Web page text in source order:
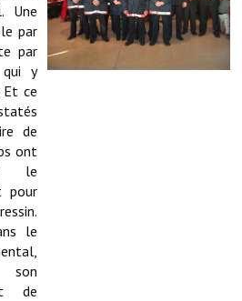
& Le Fressinois
Une
par
par
qui y
ce
de
ont
le
pour
le
de